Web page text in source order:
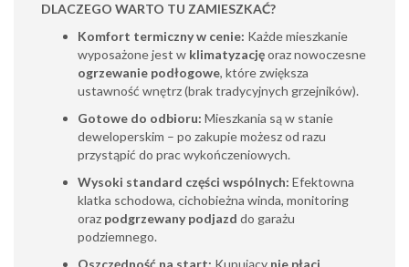
DLACZEGO WARTO TU ZAMIESZKAĆ?
Komfort termiczny w cenie: Każde mieszkanie
wyposażone jest w klimatyzacjęoraz nowoczesne
ogrzewanie podłogowe, które zwiększa
ustawność wnętrz (brak tradycyjnych grzejników).
Gotowe do odbioru: Mieszkania są w stanie
deweloperskim – po zakupie możesz od razu
przystąpić do prac wykończeniowych.
Wysoki standard części wspólnych: Efektowna
klatka schodowa, cichobieżna winda, monitoring
oraz podgrzewany podjazd do garażu
podziemnego.
Oszczędność na start: Kupujący nie płaci